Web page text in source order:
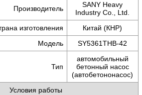
Производитель
SANY Heavy
Industry Co., Ltd.
изготовления
Китай (КНР)
Модель
SY5361THB-42
Тип
автомобильный
бетонный насос
(автобетононасос)
Условия работы